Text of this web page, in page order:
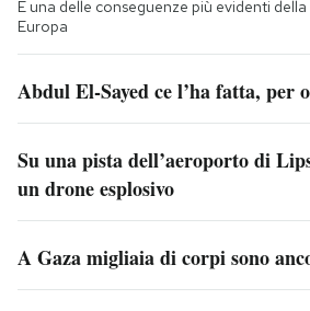
È una delle conseguenze più evidenti
Europa
Abdul El-Sayed ce l’ha fatta, per
Su una pista dell’aeroporto di
un drone esplosivo
A Gaza migliaia di corpi sono